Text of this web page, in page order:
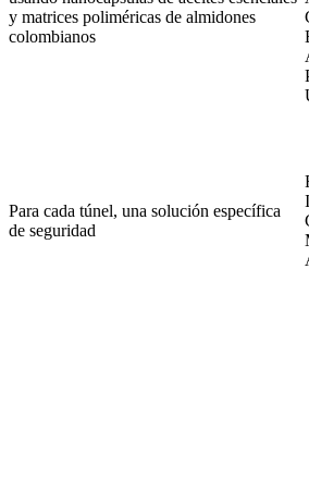
y matrices poliméricas de almidones
colombianos
Para cada túnel, una solución específica
de seguridad